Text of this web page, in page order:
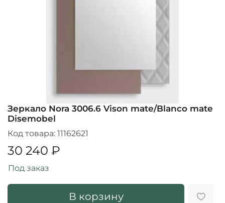
Зеркало Nora 3006.6 Vison mate/Blanco mate
Disemobel
Код товара: 11162621
30 240 ₽
В корзину
Под заказ